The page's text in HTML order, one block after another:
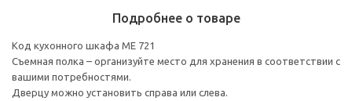
Подробнее о товаре
Код кухонного шкафа ME 721
Съемная полка – организуйте место для хранения в соответствии с
вашими потребностями.
Дверцу можно установить справа или слева.